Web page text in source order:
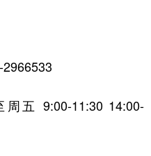
9:00-11:30 14:00-